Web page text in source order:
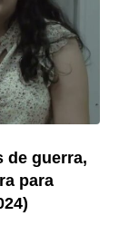
de guerra,
para